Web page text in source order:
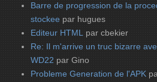
Barre de progression de la
stockee par hugues
Editeur HTML par cbekier
Re: Il m'arrive un truc bizarre
WD22 par Gino
Probleme Generation de l'APK